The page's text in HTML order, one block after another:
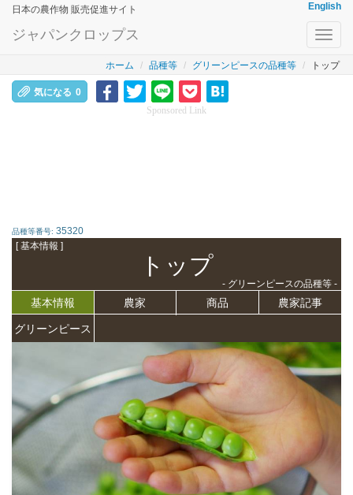
日本の農作物 販売促進サイト English
ジャパンクロップス
ホーム 品種等 グリーンピースの品種等 トップ
気になる 0
Sponsored Link
品種等番号: 35320
[ 基本情報 ]
トップ
- グリーンピースの品種等 -
基本情報 農家 商品 農家記事
グリーンピース